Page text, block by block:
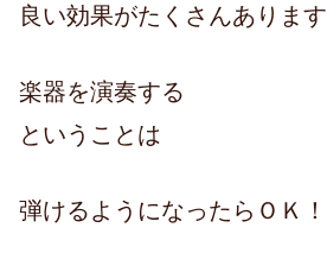
良い効果がたくさんあります
楽器を演奏する
ということは
弾けるようになったらＯＫ！